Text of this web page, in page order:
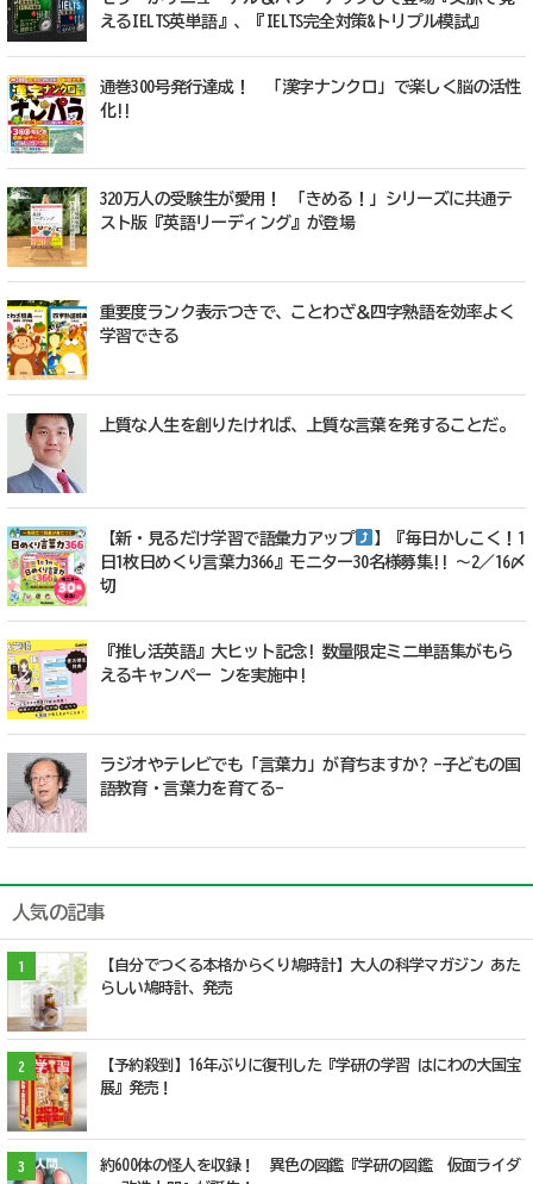
えるIELTS英単語』、『IELTS完全対策&トリプル模試』
通巻300号発行達成！ 「漢字ナンクロ」で楽しく脳の活性
化!!
320万人の受験生が愛用！ 「きめる！」シリーズに共通テ
スト版『英語リーディング』が登場
重要度ランク表示つきで、ことわざ＆四字熟語を効率よく
学習できる
上質な人生を創りたければ、上質な言葉を発することだ。
【新・見るだけ学習で語彙力アップ
】『毎日かしこく！1
日1枚日めくり言葉力366』モニター30名様募集!! ～2／16〆
切
『推し活英語』大ヒット記念! 数量限定ミニ単語集がもら
えるキャンペー ンを実施中!
ラジオやテレビでも「言葉力」が育ちますか? -子どもの国
語教育・言葉力を育てる-
人気の記事
1
【自分でつくる本格からくり鳩時計】大人の科学マガジン あた
らしい鳩時計、発売
2
【予約殺到】16年ぶりに復刊した『学研の学習 はにわの大国宝
展』発売！
3
約600体の怪人を収録！ 異色の図鑑『学研の図鑑 仮面ライダ